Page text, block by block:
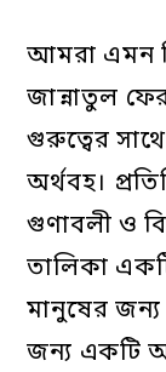
আমরা এমন
জান্নাতুল
গুরুত্বের
অর্থবহ।
গুণাবলী ও
তালিকা
মানুষের জন্য
জন্য একটি